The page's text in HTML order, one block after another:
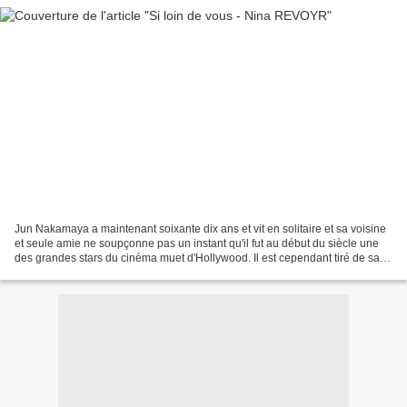
Jun Nakamaya a maintenant soixante dix ans et vit en solitaire et sa voisine
et seule amie ne soupçonne pas un instant qu'il fut au début du siècle une
des grandes stars du cinéma muet d'Hollywood. Il est cependant tiré de sa